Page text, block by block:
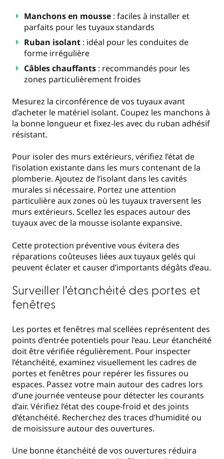
Manchons en mousse : faciles à installer et
parfaits pour les tuyaux standards
Ruban isolant : idéal pour les conduites de
forme irrégulière
Câbles chauffants : recommandés pour les
zones particulièrement froides
Mesurez la circonférence de vos tuyaux avant
d’acheter le matériel isolant. Coupez les manchons à
la bonne longueur et fixez-les avec du ruban adhésif
résistant.
Pour isoler des murs extérieurs, vérifiez l’état de
l’isolation existante dans les murs contenant de la
plomberie. Ajoutez de l’isolant dans les cavités
murales si nécessaire. Portez une attention
particulière aux zones où les tuyaux traversent les
murs extérieurs. Scellez les espaces autour des
tuyaux avec de la mousse isolante expansive.
Cette protection préventive vous évitera des
réparations coûteuses liées aux tuyaux gelés qui
peuvent éclater et causer d’importants dégâts d’eau.
Surveiller l’étanchéité des portes et
fenêtres
Les portes et fenêtres mal scellées représentent des
points d’entrée potentiels pour l’eau. Leur étanchéité
doit être vérifiée régulièrement. Pour inspecter
l’étanchéité, examinez visuellement les cadres de
portes et fenêtres pour repérer les fissures ou
espaces. Passez votre main autour des cadres lors
d’une journée venteuse pour détecter les courants
d’air. Vérifiez l’état des coupe-froid et des joints
d’étanchéité. Recherchez des traces d’humidité ou
de moisissure autour des ouvertures.
Une bonne étanchéité de vos ouvertures réduira